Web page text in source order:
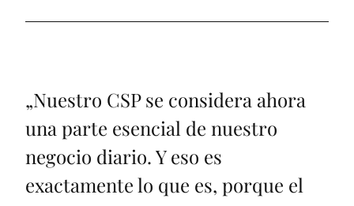
„Nuestro CSP se considera ahora
una parte esencial de nuestro
negocio diario. Y eso es
exactamente lo que es, porque el